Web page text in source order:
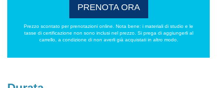
PRENOTA ORA
Prezzo scontato per prenotazioni online. Nota bene: i materiali di studio e le
tasse di certificazione non sono inclusi nel prezzo. Si prega di aggiungerli al
carrello, a condizione di non averli già acquistati in altro modo.